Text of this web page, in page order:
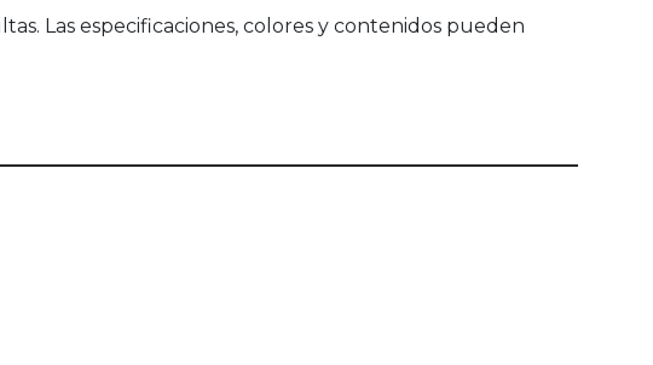
Las especificaciones, colores y contenidos pueden